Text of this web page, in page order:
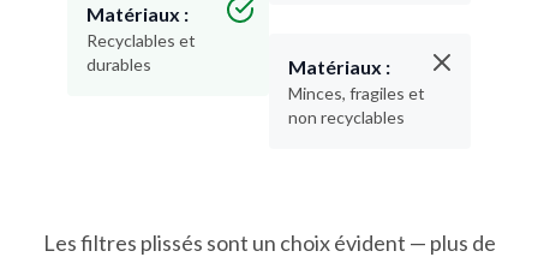
Matériaux :
Recyclables et
durables
Matériaux :
Minces, fragiles et
non recyclables
Les filtres plissés sont un choix évident — plus de